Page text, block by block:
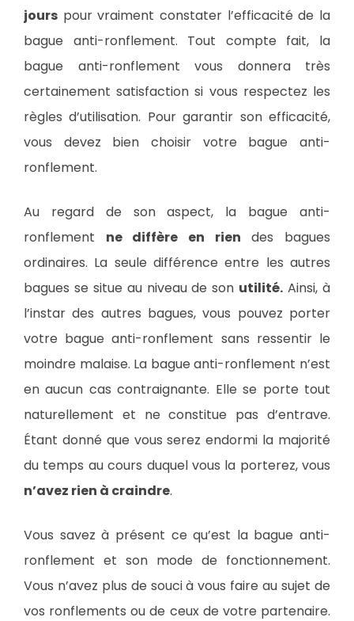
jours pour vraiment constater l’efficacité de la
bague anti-ronflement. Tout compte fait, la
bague anti-ronflement vous donnera très
certainement satisfaction si vous respectez les
règles d’utilisation. Pour garantir son efficacité,
vous devez bien choisir votre bague anti-
ronflement.
Au regard de son aspect, la bague anti-
ronflement ne diffère en rien des bagues
ordinaires. La seule différence entre les autres
bagues se situe au niveau de son utilité. Ainsi, à
l’instar des autres bagues, vous pouvez porter
votre bague anti-ronflement sans ressentir le
moindre malaise. La bague anti-ronflement n’est
en aucun cas contraignante. Elle se porte tout
naturellement et ne constitue pas d’entrave.
Étant donné que vous serez endormi la majorité
du temps au cours duquel vous la porterez, vous
n’avez rien à craindre.
Vous savez à présent ce qu’est la bague anti-
ronflement et son mode de fonctionnement.
Vous n’avez plus de souci à vous faire au sujet de
vos ronflements ou de ceux de votre partenaire.